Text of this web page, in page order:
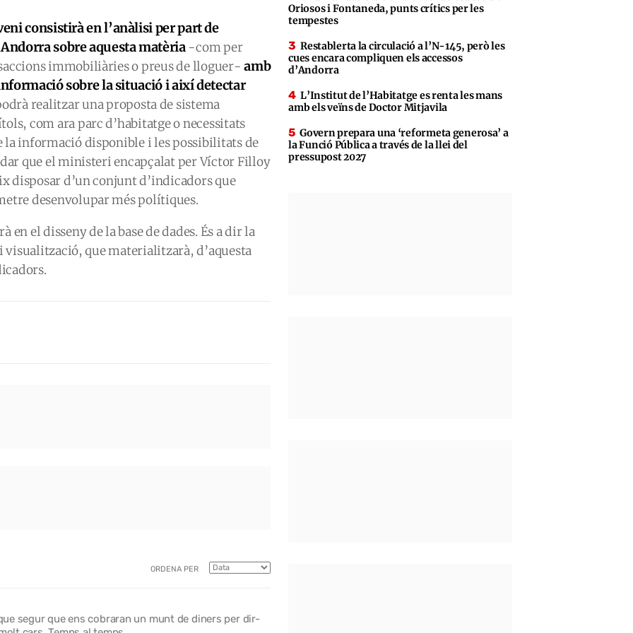
consistirà en l’anàlisi per part de
sobre aquesta matèria-com per
immobiliàries o preus de lloguer-amb
sobre la situació i així detectar
realitzar una proposta de sistema
com ara parc d’habitatge o necessitats
informació disponible i les possibilitats de
que el ministeri encapçalat per Víctor Filloy
disposar d’un conjunt d’indicadors que
desenvolupar més polítiques.
el disseny de la base de dades. És a dir la
que materialitzarà, d’aquesta
ORDENA PER
segur que ens cobraran un munt de diners per dir-
Oriosos i Fontaneda, punts crítics per les
tempestes
Restablerta la circulació a l’N-145, però les
cues encara compliquen els accessos
d’Andorra
L’Institut de l’Habitatge es renta les mans
amb els veïns de Doctor Mitjavila
Govern prepara una ‘reformeta generosa’ a
la Funció Pública a través de la llei del
pressupost 2027